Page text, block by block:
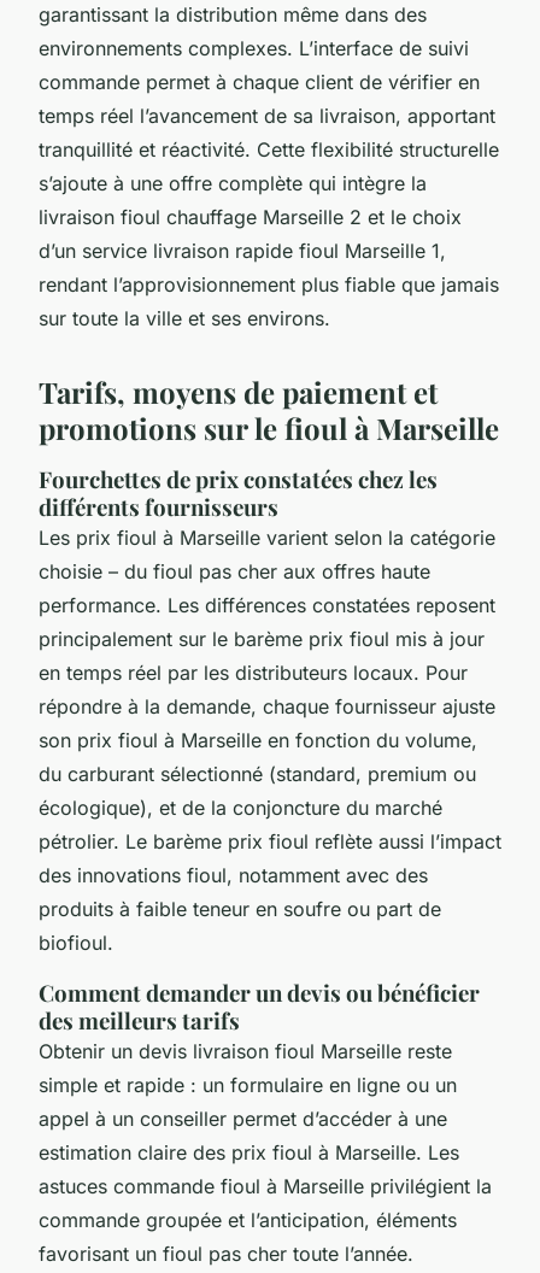
garantissant la distribution même dans des
environnements complexes. L’interface de suivi
commande permet à chaque client de vérifier en
temps réel l’avancement de sa livraison, apportant
tranquillité et réactivité. Cette flexibilité structurelle
s’ajoute à une offre complète qui intègre la
livraison fioul chauffage Marseille 2 et le choix
d’un service livraison rapide fioul Marseille 1,
rendant l’approvisionnement plus fiable que jamais
sur toute la ville et ses environs.
Tarifs, moyens de paiement et
promotions sur le fioul à Marseille
Fourchettes de prix constatées chez les
différents fournisseurs
Les prix fioul à Marseille varient selon la catégorie
choisie – du fioul pas cher aux offres haute
performance. Les différences constatées reposent
principalement sur le barème prix fioul mis à jour
en temps réel par les distributeurs locaux. Pour
répondre à la demande, chaque fournisseur ajuste
son prix fioul à Marseille en fonction du volume,
du carburant sélectionné (standard, premium ou
écologique), et de la conjoncture du marché
pétrolier. Le barème prix fioul reflète aussi l’impact
des innovations fioul, notamment avec des
produits à faible teneur en soufre ou part de
biofioul.
Comment demander un devis ou bénéficier
des meilleurs tarifs
Obtenir un devis livraison fioul Marseille reste
simple et rapide : un formulaire en ligne ou un
appel à un conseiller permet d’accéder à une
estimation claire des prix fioul à Marseille. Les
astuces commande fioul à Marseille privilégient la
commande groupée et l’anticipation, éléments
favorisant un fioul pas cher toute l’année.